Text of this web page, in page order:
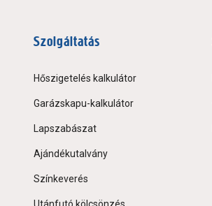
Szolgáltatás
Hőszigetelés kalkulátor
Garázskapu-kalkulátor
Lapszabászat
Ajándékutalvány
Színkeverés